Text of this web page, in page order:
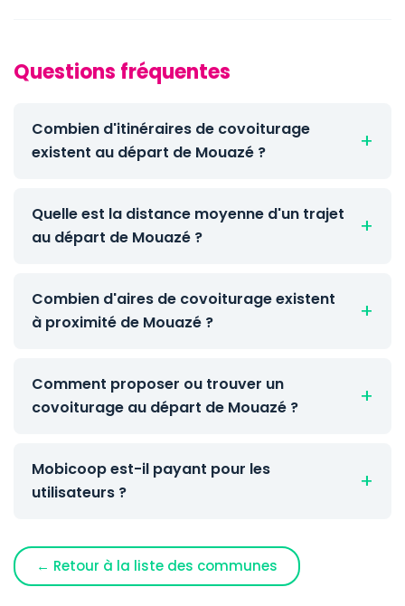
Questions fréquentes
Combien d'itinéraires de covoiturage
existent au départ de Mouazé ?
Quelle est la distance moyenne d'un trajet
au départ de Mouazé ?
Combien d'aires de covoiturage existent
à proximité de Mouazé ?
Comment proposer ou trouver un
covoiturage au départ de Mouazé ?
Mobicoop est-il payant pour les
utilisateurs ?
← Retour à la liste des communes